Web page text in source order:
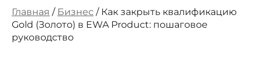
Главная / Бизнес / Как закрыть квалификацию
Gold (Золото) в EWA Product: пошаговое
руководство